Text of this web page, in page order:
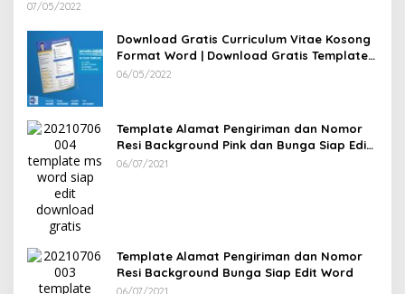
Template CV Lamaran Kerja Doc Bisa Diedit
07/05/2022
Download Gratis Curriculum Vitae Kosong
Format Word | Download Gratis Template
CV Lamaran Kerja Doc Mudah Diedit
06/05/2022
Template Alamat Pengiriman dan Nomor
Resi Background Pink dan Bunga Siap Edit
Word
06/07/2021
Template Alamat Pengiriman dan Nomor
Resi Background Bunga Siap Edit Word